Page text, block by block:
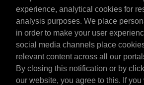
experience, analytical cookies for
analysis purposes. We place
in order to make your user
social media channels place
relevant content across all our
By closing this notification or by
our website, you agree to this. If
Magyarország
Elérhetőség
Általános szerződési feltételek
Szállítási feltételek
Adatvédelmi nyilatkozat